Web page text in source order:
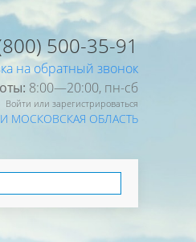
500-35-91
на обратный звонок
8:00—20:00, пн-cб
Войти или зарегистрироваться
МОСКОВСКАЯ ОБЛАСТЬ